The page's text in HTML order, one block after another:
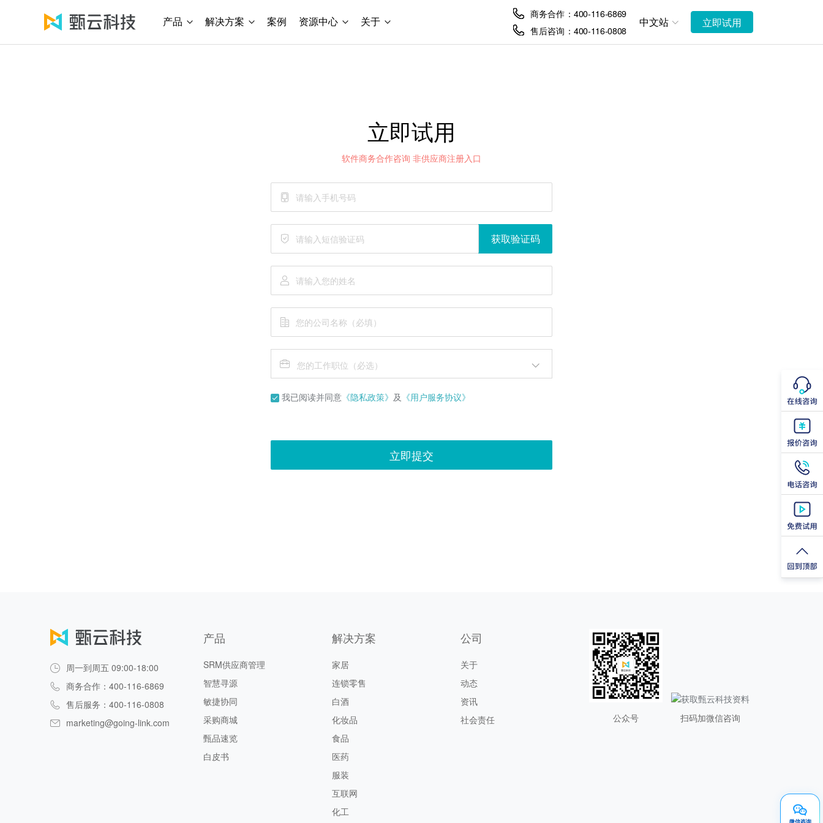
产品 解决方案 案例 资源中心 关于
商务合作：400-116-6869
售后咨询：400-116-0808
中文站 立即试用
立即试用
软件商务合作咨询 非供应商注册入口
获取验证码
您的工作职位（必选）
我已阅读并同意 《隐私政策》 及 《用户服务协议》
立即提交
周一到周五 09:00-18:00
商务合作：400-116-6869
售后服务：400-116-0808
marketing@going-link.com
产品
SRM供应商管理
智慧寻源
敏捷协同
采购商城
甄品速览
白皮书
解决方案
家居
连锁零售
白酒
化妆品
食品
医药
服装
互联网
化工
公司
关于
动态
资讯
社会责任
公众号 扫码加微信咨询
微信咨询